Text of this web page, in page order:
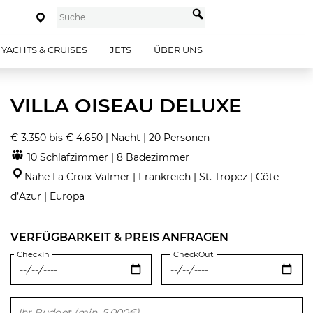
YACHTS & CRUISES JETS ÜBER UNS
VILLA OISEAU DELUXE
€ 3.350 bis € 4.650 | Nacht | 20 Personen
10 Schlafzimmer | 8 Badezimmer
Nahe La Croix-Valmer | Frankreich | St. Tropez | Côte
d’Azur | Europa
VERFÜGBARKEIT & PREIS ANFRAGEN
CheckIn CheckOut